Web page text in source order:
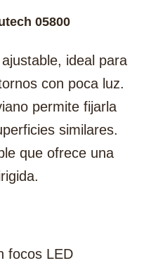
05800
ideal para
con poca luz.
permite fijarla
similares.
que ofrece una
focos LED